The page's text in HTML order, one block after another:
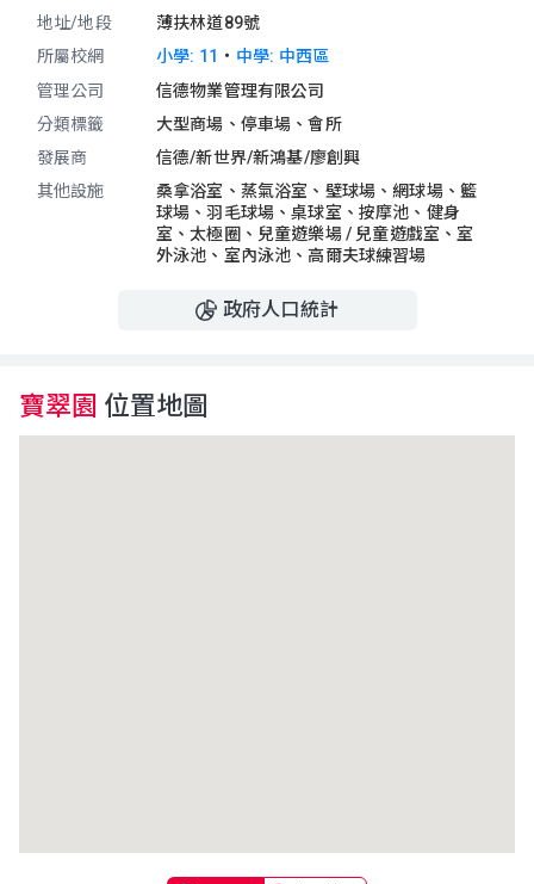
地址/地段
薄扶林道89號
所屬校網
小學: 11 ・ 中學: 中西區
管理公司
信德物業管理有限公司
分類標籤
大型商場、停車場、會所
發展商
信德/新世界/新鴻基/廖創興
其他設施
桑拿浴室、 蒸氣浴室、 壁球場、網球場、 籃
球場、羽毛球場、桌球室、 按摩池、 健身
室、太極圈、 兒童遊樂場 / 兒童遊戲室、 室
外泳池、 室內泳池、高爾夫球練習場
政府人口統計
寶翠園 位置地圖